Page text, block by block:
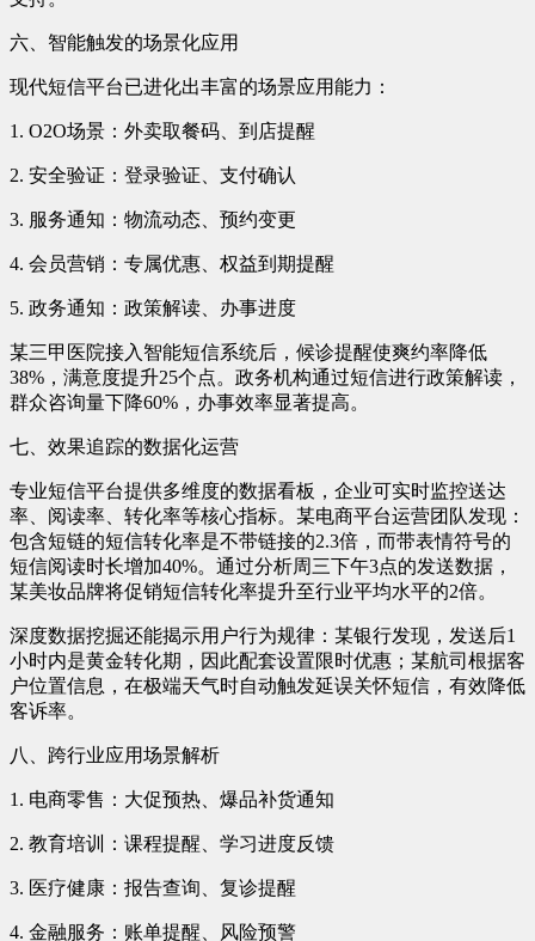
六、智能触发的场景化应用
现代短信平台已进化出丰富的场景应用能力：
1. O2O场景：外卖取餐码、到店提醒
2. 安全验证：登录验证、支付确认
3. 服务通知：物流动态、预约变更
4. 会员营销：专属优惠、权益到期提醒
5. 政务通知：政策解读、办事进度
某三甲医院接入智能短信系统后，候诊提醒使爽约率降低
38%，满意度提升25个点。政务机构通过短信进行政策解读，
群众咨询量下降60%，办事效率显著提高。
七、效果追踪的数据化运营
专业短信平台提供多维度的数据看板，企业可实时监控送达
率、阅读率、转化率等核心指标。某电商平台运营团队发现：
包含短链的短信转化率是不带链接的2.3倍，而带表情符号的
短信阅读时长增加40%。通过分析周三下午3点的发送数据，
某美妆品牌将促销短信转化率提升至行业平均水平的2倍。
深度数据挖掘还能揭示用户行为规律：某银行发现，发送后1
小时内是黄金转化期，因此配套设置限时优惠；某航司根据客
户位置信息，在极端天气时自动触发延误关怀短信，有效降低
客诉率。
八、跨行业应用场景解析
1. 电商零售：大促预热、爆品补货通知
2. 教育培训：课程提醒、学习进度反馈
3. 医疗健康：报告查询、复诊提醒
4. 金融服务：账单提醒、风险预警